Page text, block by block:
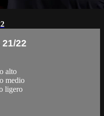
21/22
alto
medio
ligero